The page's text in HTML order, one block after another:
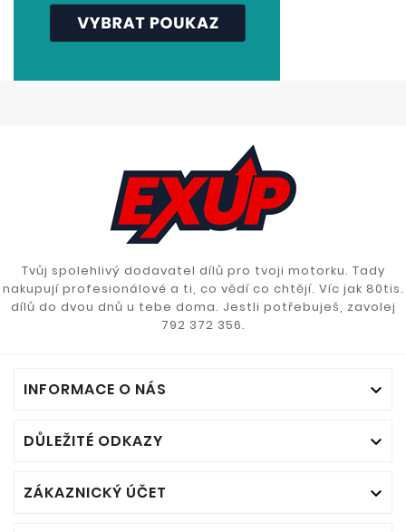
Tvůj spolehlivý dodavatel dílů pro tvoji motorku. Tady
nakupují profesionálové a ti, co vědí co chtějí. Víc jak 80tis.
dílů do dvou dnů u tebe doma. Jestli potřebuješ, zavolej
792 372 356.
INFORMACE O NÁS 
DŮLEŽITÉ ODKAZY 
ZÁKAZNICKÝ ÚČET 